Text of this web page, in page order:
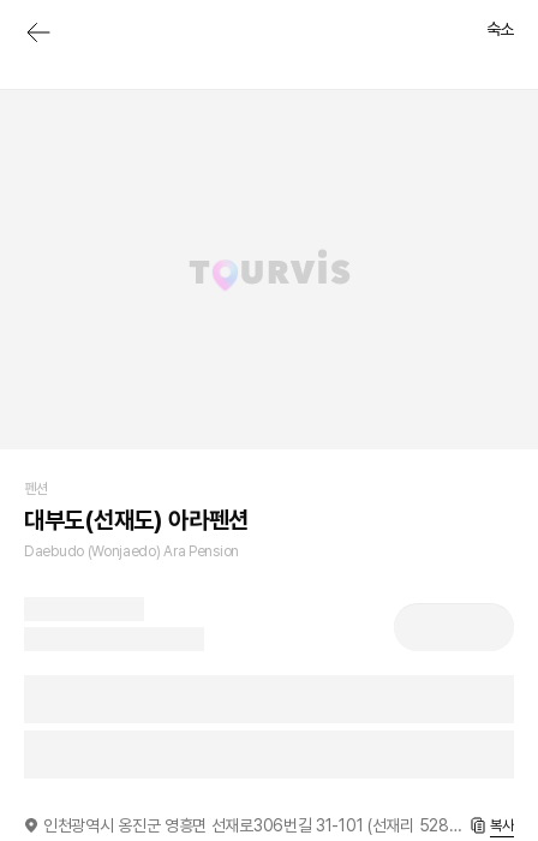
숙소
펜션
대부도(선재도) 아라펜션
Daebudo (Wonjaedo) Ara Pension
인천광역시 옹진군 영흥면 선재로306번길 31-101 (선재리 528-10) 복사